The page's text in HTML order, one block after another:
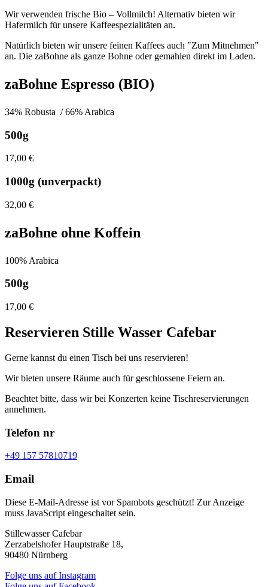
Wir verwenden frische Bio – Vollmilch! Alternativ bieten wir
Hafermilch für unsere Kaffeespezialitäten an.
Natürlich bieten wir unsere feinen Kaffees auch "Zum Mitnehmen"
an. Die zaBohne als ganze Bohne oder gemahlen direkt im Laden.
zaBohne Espresso (BIO)
34% Robusta / 66% Arabica
500g
17,00 €
1000g (unverpackt)
32,00 €
zaBohne ohne Koffein
100% Arabica
500g
17,00 €
Reservieren Stille Wasser Cafebar
Gerne kannst du einen Tisch bei uns reservieren!
Wir bieten unsere Räume auch für geschlossene Feiern an.
Beachtet bitte, dass wir bei Konzerten keine Tischreservierungen
annehmen.
Telefon nr
+49 157 57810719
Email
Diese E-Mail-Adresse ist vor Spambots geschützt! Zur Anzeige
muss JavaScript eingeschaltet sein.
Stillewasser Cafebar
Zerzabelshofer Hauptstraße 18,
90480 Nürnberg
Folge uns auf Instagram